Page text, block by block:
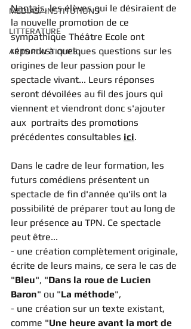
MEDIAS/ INSTITUTIONS
LITTERATURE
ARTS PLASTIQUES
Nantais, les élèves qui le désiraient de
la nouvelle promotion de ce
sympathique Théâtre Ecole ont
répondu à quelques questions sur les
origines de leur passion pour le
spectacle vivant... Leurs réponses
seront dévoilées au fil des jours qui
viennent et viendront donc s'ajouter
aux  portraits des promotions
précédentes consultables ici.
Dans le cadre de leur formation, les
futurs comédiens présentent un
spectacle de fin d'année qu'ils ont la
possibilité de préparer tout au long de
leur présence au TPN. Ce spectacle
peut être...
- une création complètement originale,
écrite de leurs mains, ce sera le cas de
"Bleu", "Dans la roue de Lucien
Baron" ou "La méthode",
- une création sur un texte existant,
comme "Une heure avant la mort de